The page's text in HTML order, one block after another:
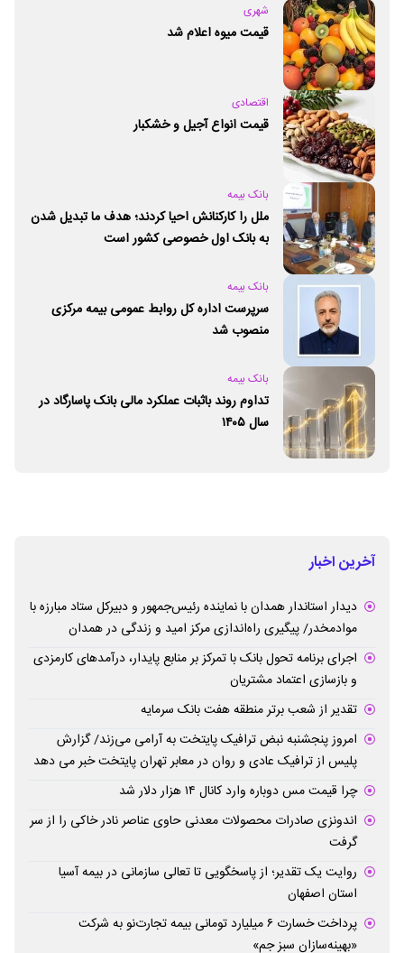
شهری
قیمت میوه اعلام شد
اقتصادی
قیمت انواع آجیل و خشکبار
بانک بیمه
ملل را کارکنانش احیا کردند؛ هدف ما تبدیل شدن
به بانک اول خصوصی کشور است
بانک بیمه
سرپرست اداره کل روابط عمومی بیمه مرکزی
منصوب شد
بانک بیمه
تداوم روند باثبات عملکرد مالی بانک پاسارگاد در
سال ۱۴۰۵
آخرین اخبار
دیدار استاندار همدان با نماینده رئیس‌جمهور و دبیرکل ستاد مبارزه با
موادمخدر/ پیگیری راه‌اندازی مرکز امید و زندگی در همدان
اجرای برنامه تحول بانک با تمرکز بر منابع پایدار، درآمدهای کارمزدی
و بازسازی اعتماد مشتریان
تقدیر از شعب برتر منطقه هفت بانک سرمایه
امروز پنجشنبه نبض ترافیک پایتخت به آرامی می‌زند/ گزارش
پلیس از ترافیک عادی و روان در معابر تهران پایتخت خبر می دهد
چرا قیمت مس دوباره وارد کانال ۱۴ هزار دلار شد
اندونزی صادرات محصولات معدنی حاوی عناصر نادر خاکی را از سر
گرفت
روایت یک تقدیر؛ از پاسخگویی تا تعالی سازمانی در بیمه آسیا
استان اصفهان
پرداخت خسارت ۶ میلیارد تومانی بیمه تجارت‌نو به شرکت
«بهینه‌سازان سبز جم»